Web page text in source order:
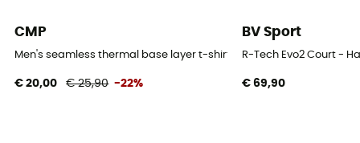
Ja
CMP
Men's seamless thermal base layer t-shirt - Ondergoed - Heren
€ 20,00 € 25,90 -22%
BV Sport
R-Tech Evo2 Court -
€ 69,90